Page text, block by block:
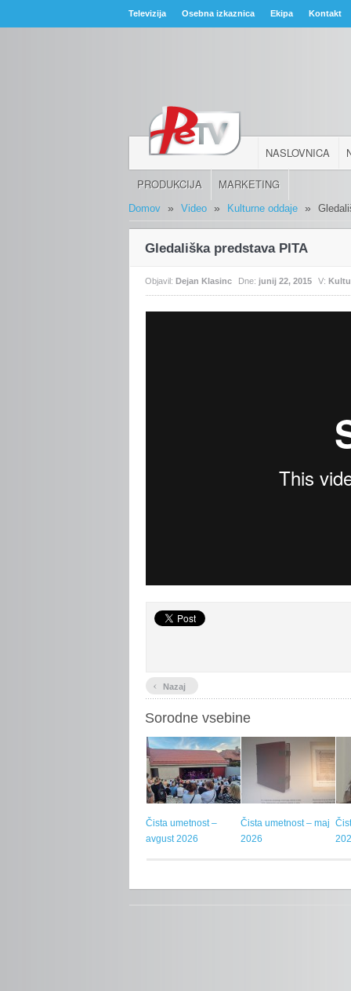
Televizija Osebna izkaznica Ekipa Kontakt
NASLOVNICA
PRODUKCIJA MARKETING
Domov » Video » Kulturne oddaje »
Gledališka predstava PITA
Objavil:Dejan Klasinc Dne: junij 22, 2015 V:
‹ Nazaj
Sorodne vsebine
Čista umetnost –
avgust 2026
Čista umetnost – maj
2026